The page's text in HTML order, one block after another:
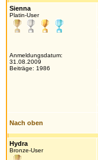
Sienna
Platin-User
Anmeldungsdatum:
31.08.2009
Beiträge: 1986
Nach oben
Hydra
Bronze-User